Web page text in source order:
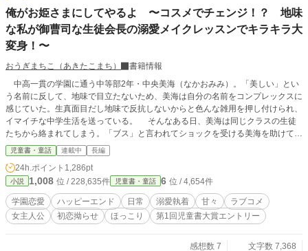
俺がお姫さまにしてやるよ 〜コスメでチェンジ！？ 地味
な私が御曹司な生徒会長の溺愛メイクレッスンでキラキラ大
変身！〜
おうぎまちこ（あきたこまち）
書籍情報
中高一貫の学園に通う中等部2年・中央美海（なかおみみ）。「美しい」とい
う名前に反して、地味で目立たないため、美海は自分の名前をコンプレックスに
感じていた。生真面目だし地味で反抗しないからと色んな雑用を押し付けられ、
イマイチな中学生活を送っている。 そんなある日、美海は同じクラスの生徒
たちから絡まれてしまう。「ブス」と言われてショックを受ける美海を助けてく
れたのは、中等部3年・西園寺琉風（さいおんじるか）だった。学園長の息子
で、モデルの仕事をしながら生徒会長をこなす完璧な存在で、いつでも目立って
いて、とてつもなくモテるせいで女子生徒に大人気で、美海とは正反対な人物
だ。 琉風は「この世に可愛くない女なんていない」と断言し、生徒たちを追
い払ってくれたが、「ああやって誰かをいじめる女も嫌いだけど、自分を好きに
なれない女ってマジで嫌い」と美海に辛らつな言葉をかけてくる。ショックを受
ける美海。すると、琉風が突然「良い素材を持ってんのに。ちゃんと自分に手を
見て綺麗になった美海は、琉風にメイクを習うことにして――？ 地味女子
児童書・童話 連載中 長編
24h.ポイント 1,286pt
小説 1,008 位 / 228,635件 児童書・童話 6 位 / 4,654件
学園恋愛 ハッピーエンド 日常 溺愛執着 甘々
ラブコメ
女主人公
初恋拗らせ ほっこり 第1回児童書大賞エントリー
感想数 7 文字数 7,368